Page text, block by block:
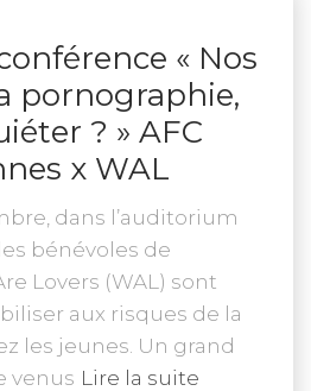
« Nos
pornographie,
? » AFC
x WAL
dans l’auditorium
bénévoles de
Lovers (WAL) sont
aux risques de la
les jeunes. Un grand
venus Lire la suite